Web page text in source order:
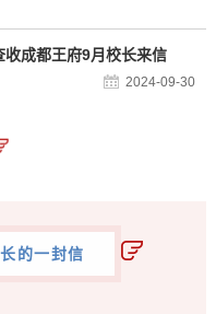
成都王府9月校长来信
2024-09-30
的一封信